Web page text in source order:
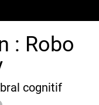
: Robo
cognitif